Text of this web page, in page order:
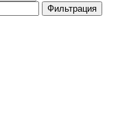
Фильтрация